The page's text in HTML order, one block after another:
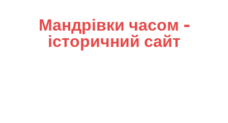
Мандрівки часом –
історичний сайт